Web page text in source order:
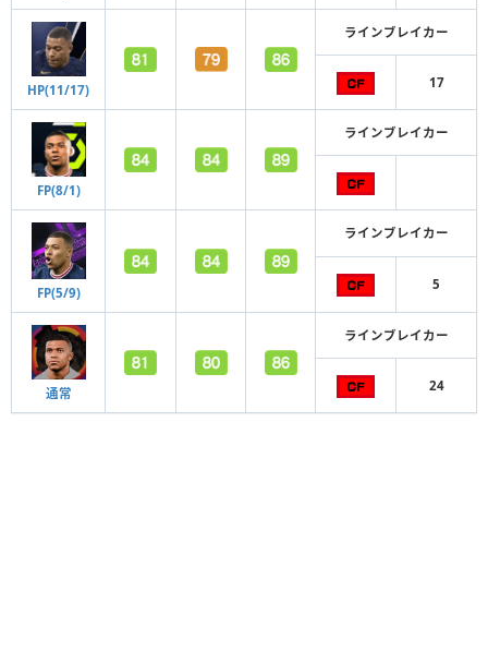
HP(11/17)
ラインブレイカー
17
FP(8/1)
ラインブレイカー
FP(5/9)
ラインブレイカー
5
通常
ラインブレイカー
24